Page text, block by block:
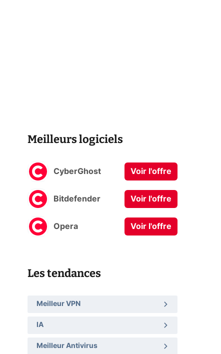
Meilleurs logiciels
CyberGhost Voir l'offre
Bitdefender Voir l'offre
Opera Voir l'offre
Les tendances
Meilleur VPN
IA
Meilleur Antivirus